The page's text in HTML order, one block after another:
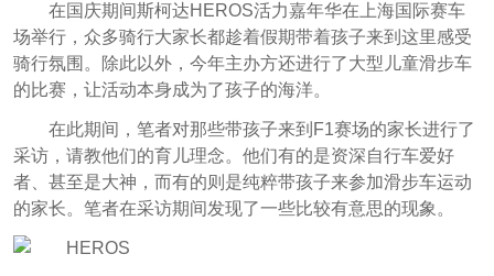
在国庆期间斯柯达HEROS活力嘉年华在上海国际赛车
场举行，众多骑行大家长都趁着假期带着孩子来到这里感受
骑行氛围。除此以外，今年主办方还进行了大型儿童滑步车
的比赛，让活动本身成为了孩子的海洋。
在此期间，笔者对那些带孩子来到F1赛场的家长进行了
采访，请教他们的育儿理念。他们有的是资深自行车爱好
者、甚至是大神，而有的则是纯粹带孩子来参加滑步车运动
的家长。笔者在采访期间发现了一些比较有意思的现象。